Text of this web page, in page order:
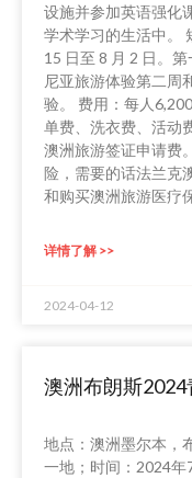
设施并参加英语强化
学术学习的生活中。
15 日至 8 月 2 日。
尼亚旅游体验第二周
验。 费用：每人
单费、洗衣费、活动
澳洲旅游签证申请费
险，需要的话法兰克
和购买澳洲旅游医疗
详情了解 >>
2024-04-12
澳洲布朗斯
地点：澳洲墨尔本，
一地；时间：2024